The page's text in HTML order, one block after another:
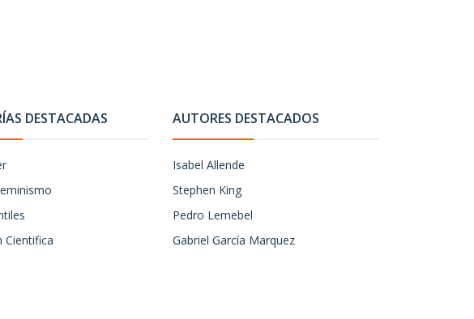
DESTACADAS
Cientifica
AUTORES DESTACADOS
Isabel Allende
Stephen King
Pedro Lemebel
Gabriel García Marquez